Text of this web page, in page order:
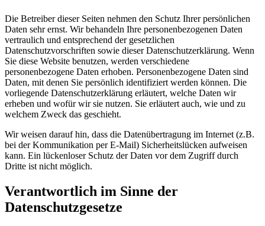
Die Betreiber dieser Seiten nehmen den Schutz Ihrer persönlichen
Daten sehr ernst. Wir behandeln Ihre personenbezogenen Daten
vertraulich und entsprechend der gesetzlichen
Datenschutzvorschriften sowie dieser Datenschutzerklärung. Wenn
Sie diese Website benutzen, werden verschiedene
personenbezogene Daten erhoben. Personenbezogene Daten sind
Daten, mit denen Sie persönlich identifiziert werden können. Die
vorliegende Datenschutzerklärung erläutert, welche Daten wir
erheben und wofür wir sie nutzen. Sie erläutert auch, wie und zu
welchem Zweck das geschieht.
Wir weisen darauf hin, dass die Datenübertragung im Internet (z.B.
bei der Kommunikation per E-Mail) Sicherheitslücken aufweisen
kann. Ein lückenloser Schutz der Daten vor dem Zugriff durch
Dritte ist nicht möglich.
Verantwortlich im Sinne der
Datenschutzgesetze